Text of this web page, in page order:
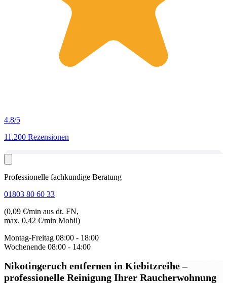
4.8/5
11.200 Rezensionen
Professionelle fachkundige Beratung
01803 80 60 33
(0,09 €/min aus dt. FN,
max. 0,42 €/min Mobil)
Montag-Freitag 08:00 - 18:00
Wochenende 08:00 - 14:00
Nikotingeruch entfernen in Kiebitzreihe–
professionelle Reinigung Ihrer Raucherwohnung